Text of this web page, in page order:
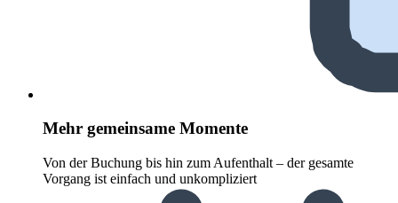
Mehr gemeinsame Momente
Von der Buchung bis hin zum Aufenthalt – der gesamte
Vorgang ist einfach und unkompliziert